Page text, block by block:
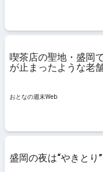
喫茶店の聖地・盛岡
が止まったような老
おとなの週末Web
盛岡の夜は“やきとり